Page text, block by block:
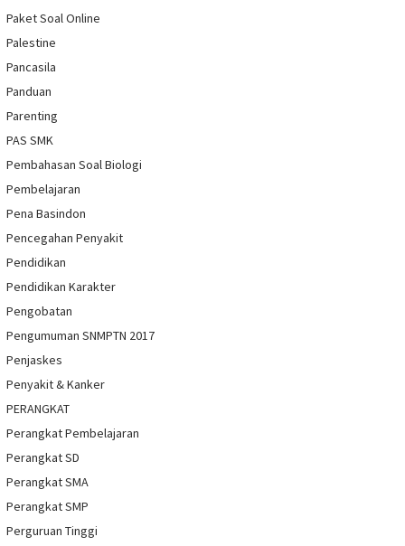
Paket Soal Online
Palestine
Pancasila
Panduan
Parenting
PAS SMK
Pembahasan Soal Biologi
Pembelajaran
Pena Basindon
Pencegahan Penyakit
Pendidikan
Pendidikan Karakter
Pengobatan
Pengumuman SNMPTN 2017
Penjaskes
Penyakit & Kanker
PERANGKAT
Perangkat Pembelajaran
Perangkat SD
Perangkat SMA
Perangkat SMP
Perguruan Tinggi